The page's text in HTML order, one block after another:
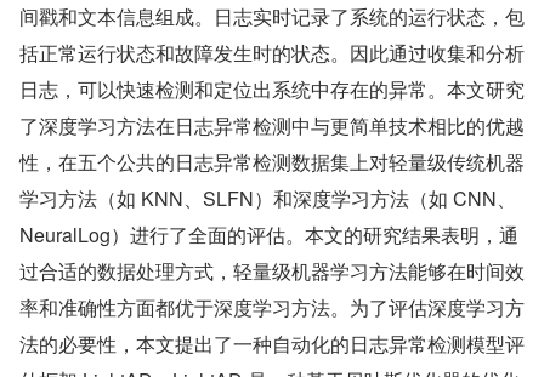
间戳和文本信息组成。日志实时记录了系统的运行状态，包
括正常运行状态和故障发生时的状态。因此通过收集和分析
日志，可以快速检测和定位出系统中存在的异常。本文研究
了深度学习方法在日志异常检测中与更简单技术相比的优越
性，在五个公共的日志异常检测数据集上对轻量级传统机器
学习方法（如 KNN、SLFN）和深度学习方法（如 CNN、
NeuralLog）进行了全面的评估。本文的研究结果表明，通
过合适的数据处理方式，轻量级机器学习方法能够在时间效
率和准确性方面都优于深度学习方法。为了评估深度学习方
法的必要性，本文提出了一种自动化的日志异常检测模型评